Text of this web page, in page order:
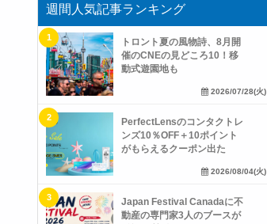
週間人気記事ランキング
トロント夏の風物詩、8月開
催のCNEの見どころ10！移
動式遊園地も
2026/07/28(火)
PerfectLensのコンタクトレ
ンズ10％OFF＋10ポイント
がもらえるクーポン出た
2026/08/04(火)
Japan Festival Canadaに不
動産の専門家3人のブースが